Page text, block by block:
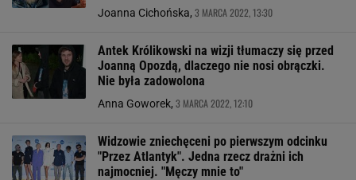
Joanna Cichońska, 3 MARCA 2022, 13:30
Antek Królikowski na wizji tłumaczy się przed
Joanną Opozdą, dlaczego nie nosi obrączki.
Nie była zadowolona
Anna Goworek, 3 MARCA 2022, 12:10
Widzowie zniechęceni po pierwszym odcinku
"Przez Atlantyk". Jedna rzecz drażni ich
najmocniej. "Męczy mnie to"